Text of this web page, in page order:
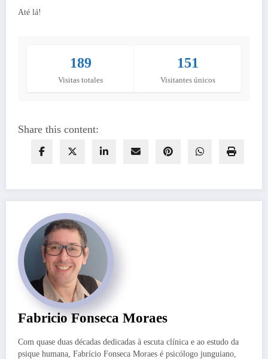
Até lá!
189
Visitas totales
151
Visitantes únicos
Share this content:
Fabricio Fonseca Moraes
Com quase duas décadas dedicadas à escuta clínica e ao estudo da
psique humana, Fabrício Fonseca Moraes é psicólogo junguiano,